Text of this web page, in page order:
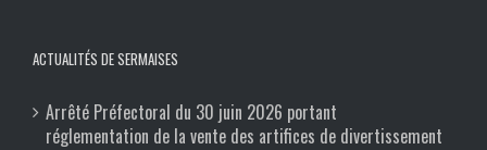
ACTUALITÉS DE SERMAISES
Arrêté Préfectoral du 30 juin 2026 portant
réglementation de la vente des artifices de divertissement